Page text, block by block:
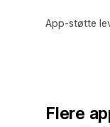
App-støtte
Flere